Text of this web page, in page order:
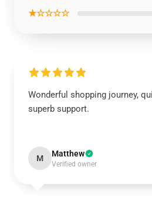
★☆☆☆☆
Wonderful shopping journey,
superb support.
M Matthew
Verified owner